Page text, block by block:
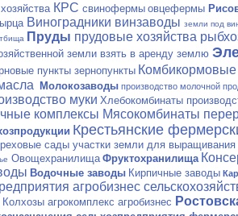
КРС свинофермы овцефермы
Виноградники винзаводы земли под
Пруды прудовые хозяйства
земли взять в аренду землю
пункты зернопункты
Молокозаводы производство молочной
муки Хлебокомбинаты
комплексы Мясокомбинаты
Крестьянские
сады участки земли для выращивания
Овощехранилища Фруктохранилища
Водочные заводы Кирпичные заводы
агробизнес
Колхозы агрокомплекс агробизнес